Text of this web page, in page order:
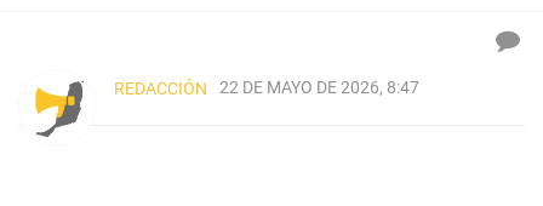
REDACCIÓN 22 DE MAYO DE 2026, 8:47